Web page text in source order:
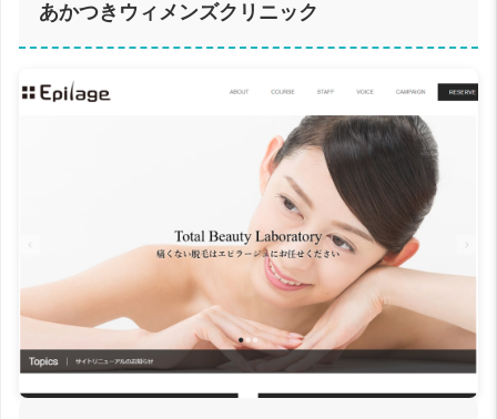
あかつきウィメンズクリニック